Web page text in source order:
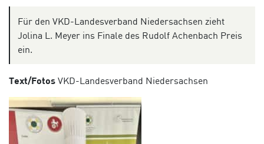
Für den VKD-Landesverband Niedersachsen zieht
Jolina L. Meyer ins Finale des Rudolf Achenbach Preis
ein.
Text/Fotos VKD-Landesverband Niedersachsen